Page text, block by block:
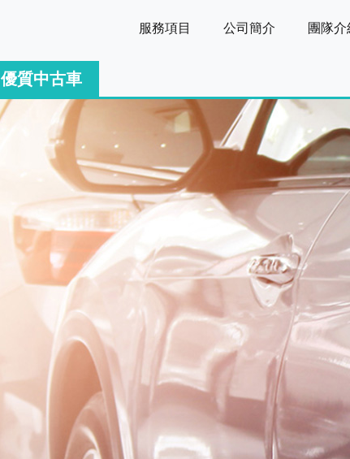
服務項目 公司簡介 團隊介
優質中古車